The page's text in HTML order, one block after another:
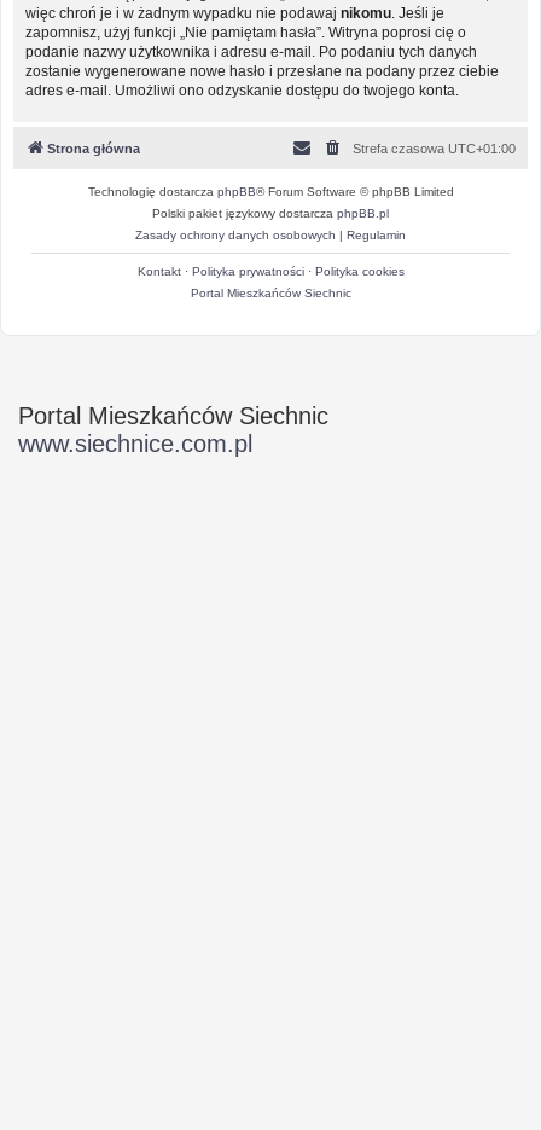
więc chroń je i w żadnym wypadku nie podawaj nikomu . Jeśli je
zapomnisz, użyj funkcji „Nie pamiętam hasła”. Witryna poprosi cię o
podanie nazwy użytkownika i adresu e-mail. Po podaniu tych danych
zostanie wygenerowane nowe hasło i przesłane na podany przez ciebie
adres e-mail. Umożliwi ono odzyskanie dostępu do twojego konta.
Strona główna Strefa czasowa UTC+01:00
Technologię dostarcza phpBB® Forum Software © phpBB Limited
Polski pakiet językowy dostarcza phpBB.pl
Zasady ochrony danych osobowych | Regulamin
Kontakt· Polityka prywatności· Polityka cookies
Portal Mieszkańców Siechnic
Portal Mieszkańców Siechnic
www.siechnice.com.pl